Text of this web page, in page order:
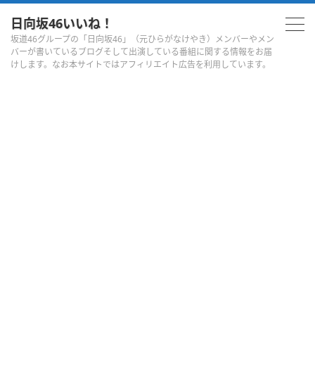
日向坂46いいね！
坂道46グループの「日向坂46」（元ひらがなけやき）メンバーやメン
バーが書いているブログそして出演している番組に関する情報をお届
けします。なお本サイトではアフィリエイト広告を利用しています。